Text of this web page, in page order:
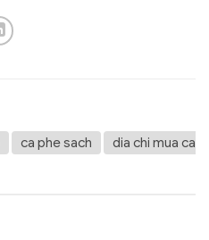
ca phe sach
dia chi mua ca